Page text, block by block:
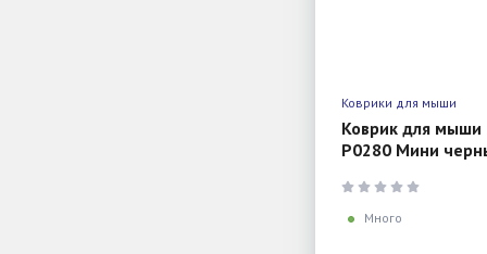
Коврики для мыши
Коврик для мыши
P0280 Мини
Много